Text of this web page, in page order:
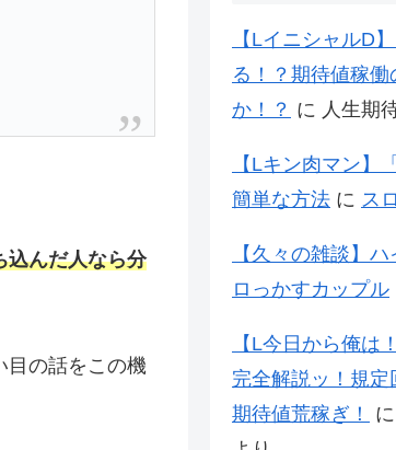
込んだ人なら分
目の話をこの機
【LイニシャルD
る！？期待値稼
か！？ に 人生期
【Lキン肉マン】
簡単な方法 に ス
【久々の雑談】
ロっかすカップル
【L今日から俺は
完全解説ッ！規
期待値荒稼ぎ！
に